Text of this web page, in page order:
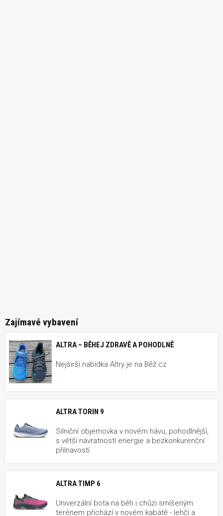
Zajímavé vybavení
ALTRA – BĚHEJ ZDRAVĚ A POHODLNĚ
Nejširší nabídka Altry je na Běž.cz
ALTRA TORIN 9
Silniční objemovka v novém hávu, pohodlnější,
s větší návratností energie a bezkonkurenční
přilnavostí.
ALTRA TIMP 6
Univerzální bota na běh i chůzi smíšeným
terénem přichází v novém kabátě - lehčí a